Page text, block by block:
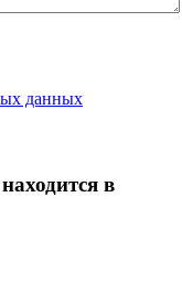
данных
в